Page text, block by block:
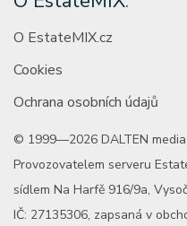
O EstateMIX.cz
Cookies
Ochrana osobních údajů
© 1999—2026 DALTEN media
Provozovatelem serveru
sídlem Na Harfě 916/9a,
IČ: 27135306, zapsaná v